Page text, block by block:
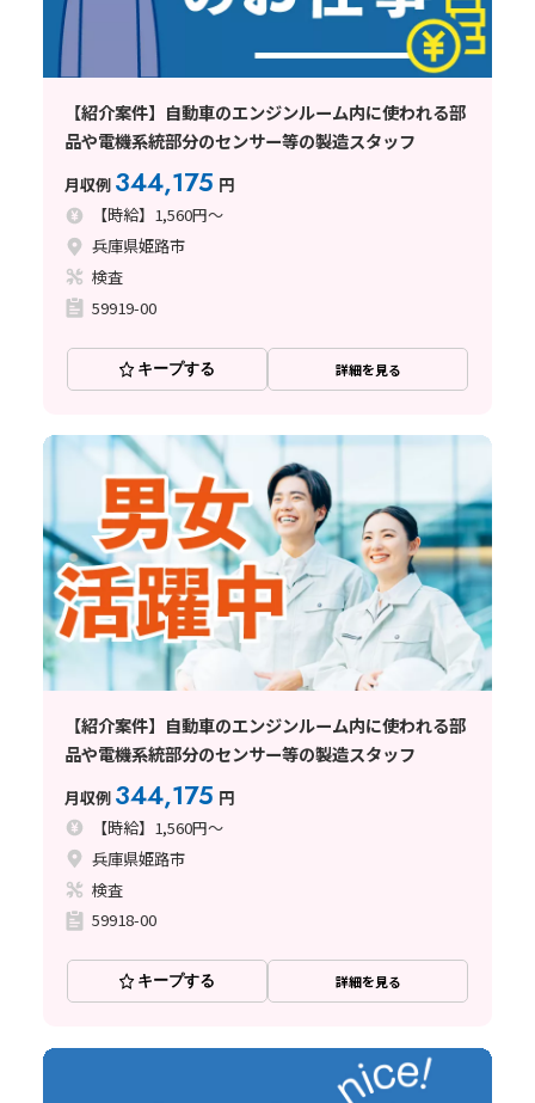
【紹介案件】自動車のエンジンルーム内に使われる部
品や電機系統部分のセンサー等の製造スタッフ
月収例 344,175 円
【時給】1,560円～
兵庫県姫路市
検査
59919-00
キープする 詳細を見る
【紹介案件】自動車のエンジンルーム内に使われる部
品や電機系統部分のセンサー等の製造スタッフ
月収例 344,175 円
【時給】1,560円～
兵庫県姫路市
検査
59918-00
キープする 詳細を見る